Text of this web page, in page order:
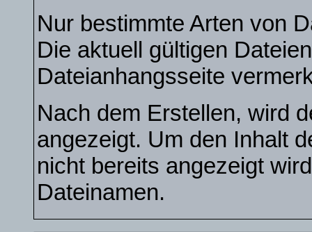
Nur bestimmte Arten von
Die aktuell gültigen
Dateianhangsseite
Nach dem Erstellen, wird
angezeigt. Um den Inhalt
nicht bereits angezeigt
Dateinamen.